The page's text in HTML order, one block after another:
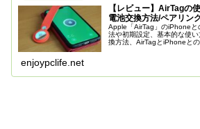
【レビュー】AirTagの
電池交換方法/ペアリン
Apple「AirTag」のiPhone
法や初期設定、基本的な使
換方法、AirTagとiPhoneと
enjoypclife.net